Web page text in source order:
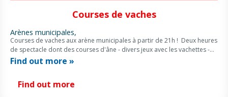
Courses de vaches
Arènes municipales,
Courses de vaches aux arène municipales à partir de 21h ! Deux heures
de spectacle dont des courses d'âne - divers jeux avec les vachettes -
prime à la cocarde […]
Find out more »
Find out more